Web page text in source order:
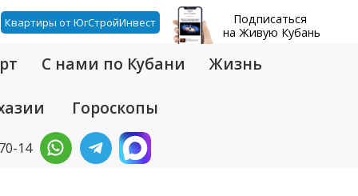
Квартиры от ЮгСтройИнвест
Подписаться
на Живую Кубань
С нами по Кубани Жизнь
Гороскопы
14